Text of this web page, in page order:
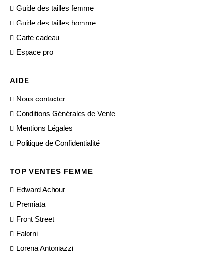
Guide des tailles femme
Guide des tailles homme
Carte cadeau
Espace pro
AIDE
Nous contacter
Conditions Générales de Vente
Mentions Légales
Politique de Confidentialité
TOP VENTES FEMME
Edward Achour
Premiata
Front Street
Falorni
Lorena Antoniazzi